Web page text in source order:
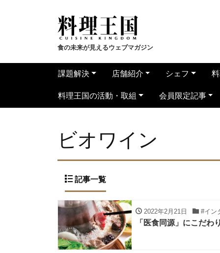
食の未来が見えるウェブマガジン
課題解決 店舗紹介 シェフ
料理王国の活動・取組 会員限定記事
ビオワイン
記事一覧
2022年2月21日 #イン
「医食同源」にこだわ